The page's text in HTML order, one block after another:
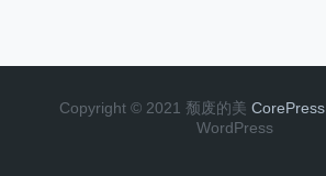
Copyright © 2021 颓废的美 CorePress
WordPress